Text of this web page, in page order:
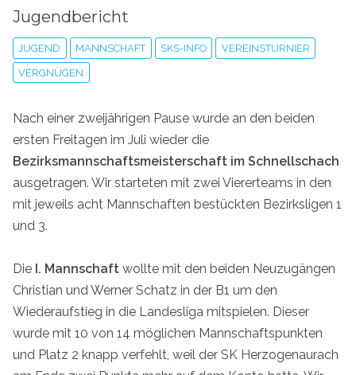
Jugendbericht
JUGEND MANNSCHAFT SKS-INFO VEREINSTURNIER
VERGNÜGEN
Nach einer zweijährigen Pause wurde an den beiden
ersten Freitagen im Juli wieder die
Bezirksmannschaftsmeisterschaft im Schnellschach
ausgetragen. Wir starteten mit zwei Viererteams in den
mit jeweils acht Mannschaften bestückten Bezirksligen 1
und 3.
Die I. Mannschaft wollte mit den beiden Neuzugängen
Christian und Werner Schatz in der B1 um den
Wiederaufstieg in die Landesliga mitspielen. Dieser
wurde mit 10 von 14 möglichen Mannschaftspunkten
und Platz 2 knapp verfehlt, weil der SK Herzogenaurach